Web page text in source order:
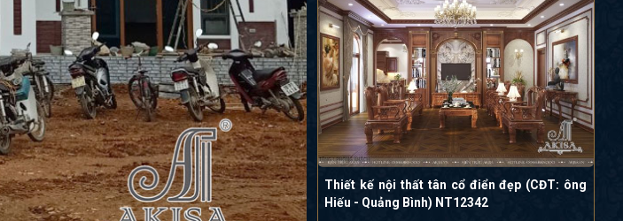
Thiết kế nội thất tân cổ điển đẹp (CĐT: ông
Hiếu - Quảng Bình) NT12342